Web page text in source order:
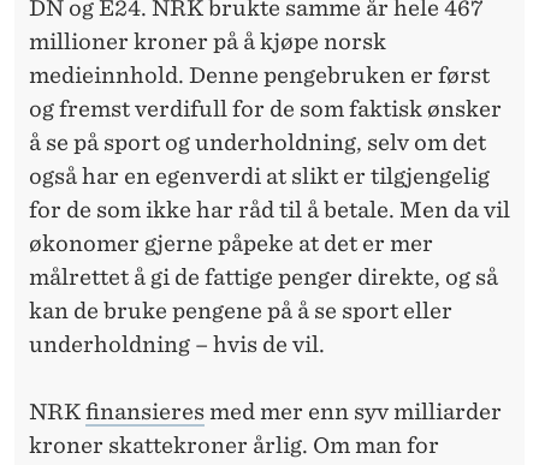
DN og E24. NRK brukte samme år hele 467
millioner kroner på å kjøpe norsk
medieinnhold. Denne pengebruken er først
og fremst verdifull for de som faktisk ønsker
å se på sport og underholdning, selv om det
også har en egenverdi at slikt er tilgjengelig
for de som ikke har råd til å betale. Men da vil
økonomer gjerne påpeke at det er mer
målrettet å gi de fattige penger direkte, og så
kan de bruke pengene på å se sport eller
underholdning – hvis de vil.
NRKfinansieresmed mer enn syv milliarder
kroner skattekroner årlig. Om man for